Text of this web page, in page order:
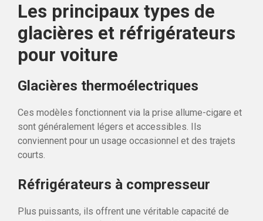
Les principaux types de
glacières et réfrigérateurs
pour voiture
Glacières thermoélectriques
Ces modèles fonctionnent via la prise allume-cigare et
sont généralement légers et accessibles. Ils
conviennent pour un usage occasionnel et des trajets
courts.
Réfrigérateurs à compresseur
Plus puissants, ils offrent une véritable capacité de